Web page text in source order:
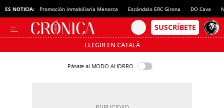
ES NOTICIA: Promoción inmobiliaria Menorca Escándalo ERC Girona DO Cava
LLEGIR EN CATALÀ
Pásate al MODO AHORRO